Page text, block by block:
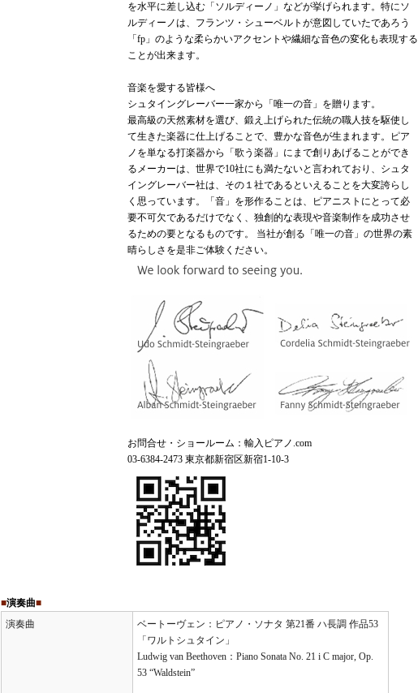
を水平に差し込む「ソルディーノ」などが挙げられます。特にソ
ルディーノは、フランツ・シューベルトが意図していたであろう
「fp」のような柔らかいアクセントや繊細な音色の変化も表現する
ことが出来ます。
音楽を愛する皆様へ
シュタイングレーバー一家から「唯一の音」を贈ります。
最高級の天然素材を選び、鍛え上げられた伝統の職人技を駆使し
て生きた楽器に仕上げることで、豊かな音色が生まれます。ピア
ノを単なる打楽器から「歌う楽器」にまで創りあげることができ
るメーカーは、世界で10社にも満たないと言われており、シュタ
イングレーバー社は、その１社であるといえることを大変誇らし
く思っています。「音」を形作ることは、ピアニストにとって必
要不可欠であるだけでなく、独創的な表現や音楽制作を成功させ
るための要となるものです。 当社が創る「唯一の音」の世界の素
晴らしさを是非ご体験ください。
お問合せ・ショールーム：輸入ピアノ.com
03-6384-2473 東京都新宿区新宿1-10-3
■演奏曲■
演奏曲
ベートーヴェン：ピアノ・ソナタ 第21番 ハ長調 作品53
「ワルトシュタイン」
Ludwig van Beethoven：Piano Sonata No. 21 i C major, Op.
53 “Waldstein”